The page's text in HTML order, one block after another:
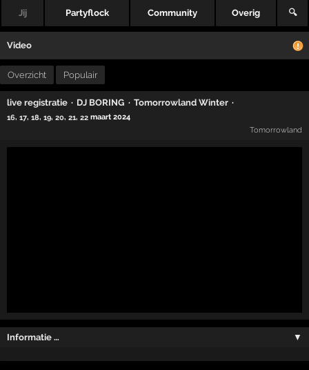
Jij Partyflock Community Overig 🔍
Video
Overzicht Populair
live registratie · DJ BORING · Tomorrowland Winter ·
16,17,18,19,20,21,22 maart 2024
Tomorrowland
Informatie … ▼